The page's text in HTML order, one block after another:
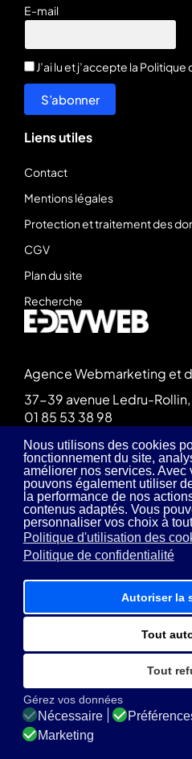
Nous utilisons des cookies
fonctionnement du site,
améliorer nos services. Avec
pouvons également utiliser
la performance de nos
contenus adaptés. Vous
personnaliser vos choix à
Politique d'utilisation des
Politique de confidentialité
Autoriser la
Tout
Tout
Gérez vos données
Nécessaire
Marketing
E-mail
J’ai lu et j’accepte la Politique
S’abonner
Liens utiles
Contact
Mentions légales
Protection et traitement des
CGV
Plan du site
Recherche
Agence Webmarketing et
37-39 avenue Ledru-Rollin,
01 85 53 38 98
Suivez-nous: linkedin
© 2026 E-DEVWEB. Tous droits
réservés.